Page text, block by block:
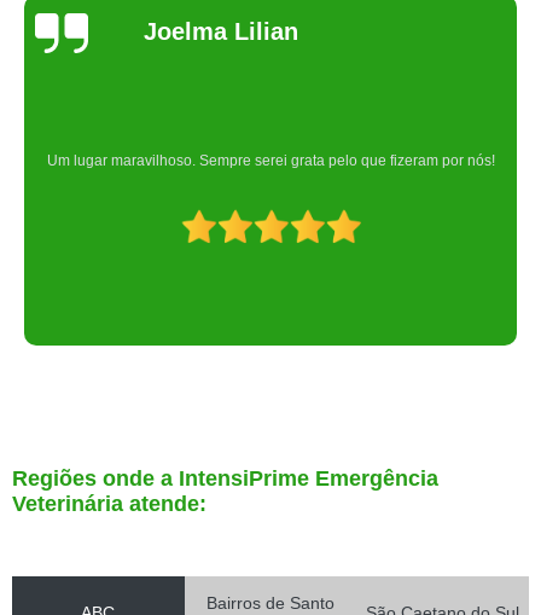
Joelma Lilian
Um lugar maravilhoso. Sempre serei grata pelo que fizeram por nós!
Regiões onde a IntensiPrime Emergência
Veterinária atende:
Bairros de Santo